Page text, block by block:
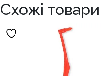
Схожі товари